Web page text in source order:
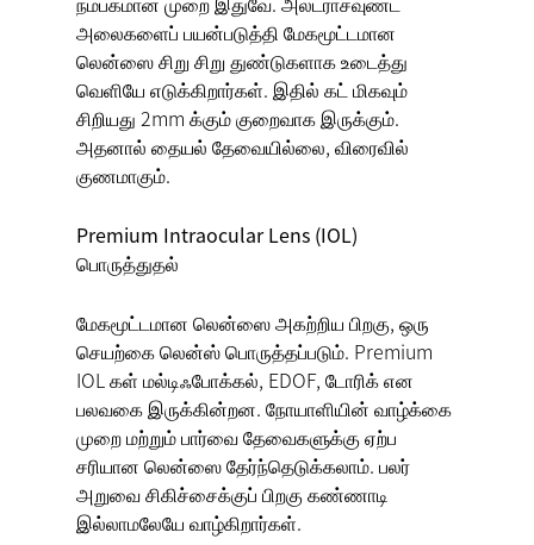
அலைகளைப் பயன்படுத்தி மேகமூட்டமான
லென்ஸை சிறு சிறு துண்டுகளாக உடைத்து
வெளியே எடுக்கிறார்கள். இதில் கட் மிகவும்
சிறியது 2mm க்கும் குறைவாக இருக்கும்.
அதனால் தையல் தேவையில்லை, விரைவில்
குணமாகும்.
Premium Intraocular Lens (IOL)
பொருத்துதல்
மேகமூட்டமான லென்ஸை அகற்றிய பிறகு, ஒரு
செயற்கை லென்ஸ் பொருத்தப்படும். Premium
IOL கள் மல்டிஃபோக்கல், EDOF, டோரிக் என
பலவகை இருக்கின்றன. நோயாளியின் வாழ்க்கை
முறை மற்றும் பார்வை தேவைகளுக்கு ஏற்ப
சரியான லென்ஸை தேர்ந்தெடுக்கலாம். பலர்
அறுவை சிகிச்சைக்குப் பிறகு கண்ணாடி
இல்லாமலேயே வாழ்கிறார்கள்.